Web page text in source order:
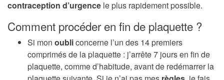
contraception d’urgence le plus rapidement possible.
Comment procéder en fin de plaquette ?
Si mon oubliconcerne l’un des 14 premiers
comprimés de la plaquette : j’arrête 7 jours en fin de
plaquette, comme d’habitude, avant de redémarrer la